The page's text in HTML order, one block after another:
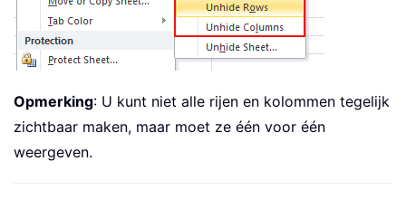
Opmerking: U kunt niet alle rijen en kolommen tegelijk
zichtbaar maken, maar moet ze één voor één
weergeven.